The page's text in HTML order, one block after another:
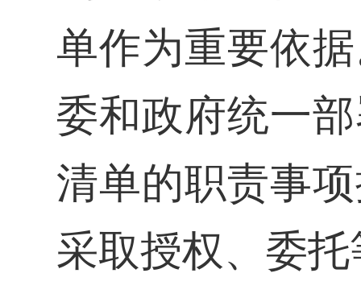
单作为重要依
委和政府统一
清单的职责事
采取授权、委